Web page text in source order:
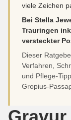
viele Zeichen
Bei Stella
Trauringen
versteckter
Dieser
Verfahren,
und Pflege-
Gropius-